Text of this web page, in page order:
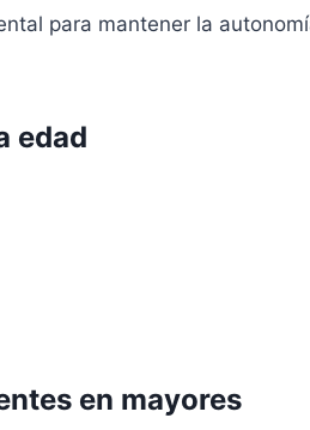
para mantener la
edad
en mayores